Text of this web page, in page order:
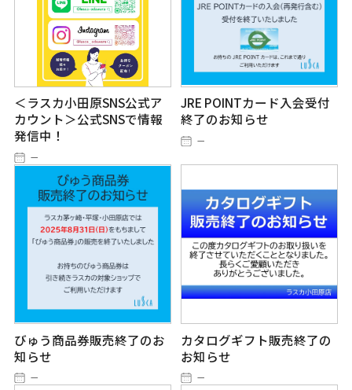
＜ラスカ小田原SNS公式ア
カウント＞公式SNSで情報
発信中！
－
JRE POINTカード入会受付
終了のお知らせ
－
びゅう商品券販売終了のお
知らせ
－
カタログギフト販売終了の
お知らせ
－